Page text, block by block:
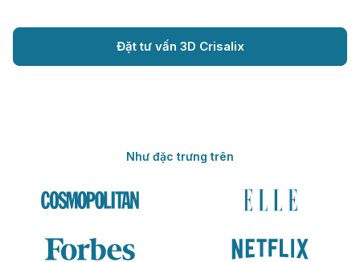
Đặt tư vấn 3D Crisalix
Như đặc trưng trên